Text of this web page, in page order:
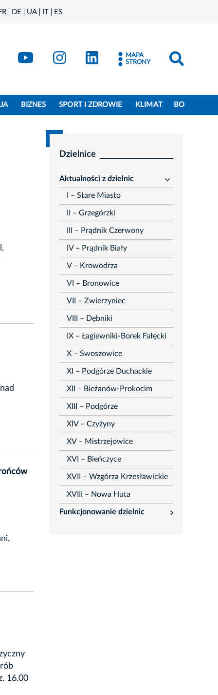
DE UA IT ES
Kraków - X
Kraków - YouTube
Kraków - Instagram
Kraków - LinkedIn
MAPA
STRONY
BIZNES SPORT I ZDROWIE KLIMAT BO
16.00
Dzielnice
Aktualności z dzielnic
rozwiń
I – Stare Miasto
II – Grzegórzki
III – Prądnik Czerwony
IV – Prądnik Biały
V – Krowodrza
VI – Bronowice
VII – Zwierzyniec
VIII – Dębniki
IX – Łagiewniki-Borek Fałęcki
X – Swoszowice
XI – Podgórze Duchackie
XII – Bieżanów-Prokocim
XIII – Podgórze
XIV – Czyżyny
XV – Mistrzejowice
XVI – Bieńczyce
XVII – Wzgórza Krzesławickie
XVIII – Nowa Huta
Funkcjonowanie dzielnic
rozwiń